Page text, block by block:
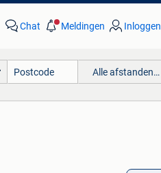
Chat Meldingen Inloggen
Alle afstanden…